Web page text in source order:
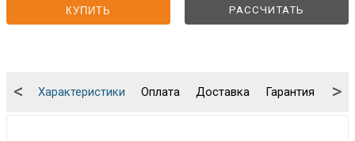
КУПИТЬ РАССЧИТАТЬ
Характеристики Оплата Доставка Гарантия
< >